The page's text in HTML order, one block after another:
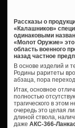
Рассказы о
«Калашников»
одинаковыми
«Молот Оружие» это
область военного
назад частное
В основе изделий и
Родины раритеты
абзаца, пора
Итак, основное
полностью
трагического в этом
очередь это целая
длиной ствола,
даже АКС-366-